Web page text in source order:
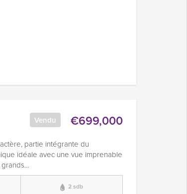
€699,000
Vendu
partie intégrante du
idéale avec une vue imprenable
2 sdb